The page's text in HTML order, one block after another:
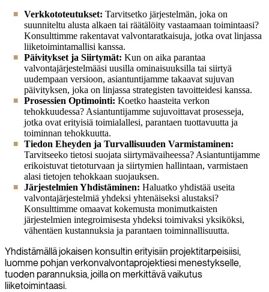
Verkkototeutukset: Tarvitsetko järjestelmän, joka on
suunniteltu alusta alkaen tai räätälöity vastaamaan toimintaasi?
Konsulttimme rakentavat valvontaratkaisuja, jotka ovat linjassa
liiketoimintamallisi kanssa.
Päivitykset ja Siirtymät: Kun on aika parantaa
valvontajärjestelmääsi uusilla ominaisuuksilla tai siirtyä
uudempaan versioon, asiantuntijamme takaavat sujuvan
päivityksen, joka on linjassa strategisten tavoitteidesi kanssa.
Prosessien Optimointi: Koetko haasteita verkon
tehokkuudessa? Asiantuntijamme sujuvoittavat prosesseja,
jotka ovat erityisiä toimialallesi, parantaen tuottavuutta ja
toiminnan tehokkuutta.
Tiedon Eheyden ja Turvallisuuden Varmistaminen:
Tarvitseeko tietosi suojata siirtymävaiheessa? Asiantuntijamme
erikoistuvat tietoturvaan ja siirtymien hallintaan, varmistaen
alasi tietojen tehokkaan suojauksen.
Järjestelmien Yhdistäminen: Haluatko yhdistää useita
valvontajärjestelmiä yhdeksi yhtenäiseksi alustaksi?
Konsulttimme omaavat kokemusta monimutkaisten
järjestelmien integroimisesta yhdeksi toimivaksi yksiköksi,
vähentäen kustannuksia ja parantaen toiminnallisuutta.
Yhdistämällä jokaisen konsultin erityisiin projektitarpeisiisi,
luomme pohjan verkonvalvontaprojektiesi menestykselle,
tuoden parannuksia, joilla on merkittävä vaikutus
liiketoimintaasi.